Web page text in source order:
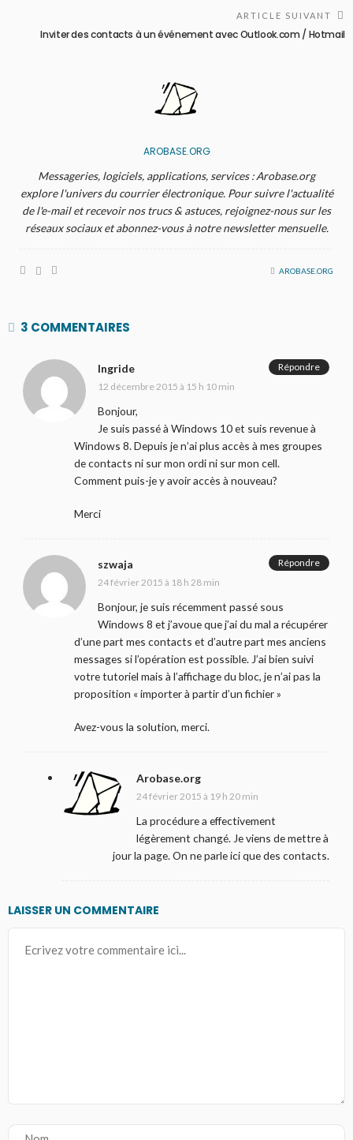
ARTICLE SUIVANT
Inviter des contacts à un événement avec Outlook.com / Hotmail
AROBASE.ORG
Messageries, logiciels, applications, services : Arobase.org
explore l'univers du courrier électronique. Pour suivre l'actualité
de l'e-mail et recevoir nos trucs & astuces, rejoignez-nous sur les
réseaux sociaux et abonnez-vous à notre newsletter mensuelle.
AROBASE.ORG
3 COMMENTAIRES
Ingride
12 décembre 2015 à 15 h 10 min
Bonjour,
Je suis passé à Windows 10 et suis revenue à
Windows 8. Depuis je n’ai plus accès à mes groupes
de contacts ni sur mon ordi ni sur mon cell.
Comment puis-je y avoir accès à nouveau?
Merci
Répondre
szwaja
24 février 2015 à 18 h 28 min
Bonjour, je suis récemment passé sous
Windows 8 et j’avoue que j’ai du mal a récupérer
d’une part mes contacts et d’autre part mes anciens
messages si l’opération est possible. J’ai bien suivi
votre tutoriel mais à l’affichage du bloc, je n’ai pas la
proposition « importer à partir d’un fichier »
Avez-vous la solution, merci.
Répondre
Arobase.org
24 février 2015 à 19 h 20 min
La procédure a effectivement
légèrement changé. Je viens de mettre à
jour la page. On ne parle ici que des contacts.
LAISSER UN COMMENTAIRE